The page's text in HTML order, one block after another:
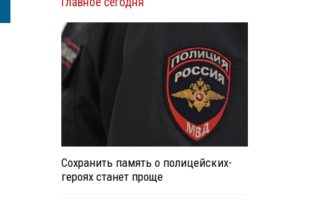
Сохранить память о полицейских-
героях станет проще